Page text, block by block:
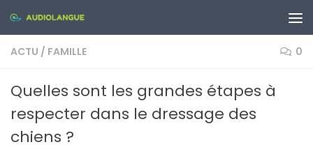
Skip to content
ACTU / FAMILLE 0
Quelles sont les grandes étapes à
respecter dans le dressage des
chiens ?